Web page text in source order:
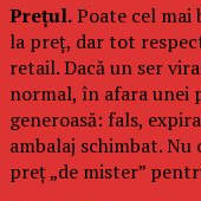
Prețul.Poate cel
la preț, dar tot
retail. Dacă un ser
normal, în afara unei
generoasă: fals,
ambalaj schimbat.
preț „de mister”